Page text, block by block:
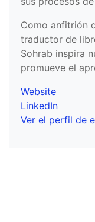
Como anfitrión
traductor de
Sohrab inspira
promueve el
Website
LinkedIn
Ver el perfil de